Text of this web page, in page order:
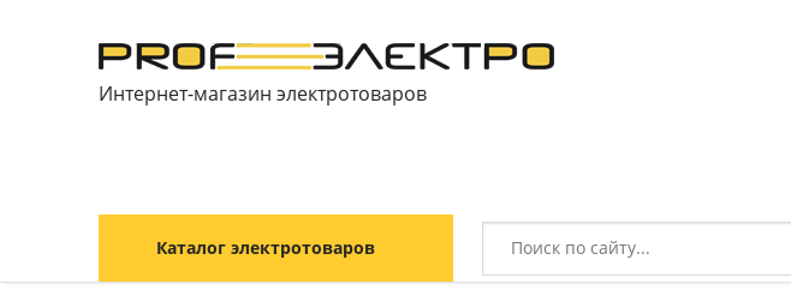
Интернет-магазин электротоваров
Каталог электротоваров